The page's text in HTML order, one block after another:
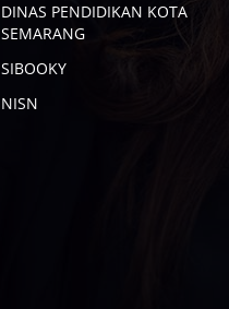
DINAS PENDIDIKAN KOTA
SEMARANG
SIBOOKY
NISN